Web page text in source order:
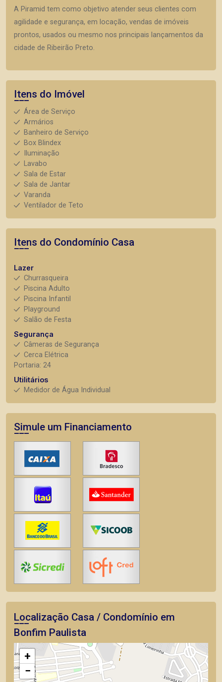
A Piramid tem como objetivo atender seus clientes com
agilidade e segurança, em locação, vendas de imóveis
prontos, usados ou mesmo nos principais lançamentos da
cidade de Ribeirão Preto.
Itens do Imóvel
Área de Serviço
Armários
Banheiro de Serviço
Box Blindex
Iluminação
Lavabo
Sala de Estar
Sala de Jantar
Varanda
Ventilador de Teto
Itens do Condomínio Casa
Lazer
Churrasqueira
Piscina Adulto
Piscina Infantil
Playground
Salão de Festa
Segurança
Câmeras de Segurança
Cerca Elétrica
Portaria: 24
Utilitários
Medidor de Água Individual
Simule um Financiamento
Localização Casa / Condomínio em
Bonfim Paulista
+
−